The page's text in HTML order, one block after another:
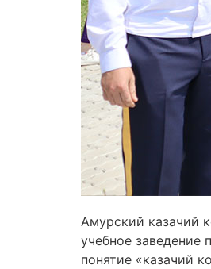
Амурский казачий
учебное заведение
понятие «казачий